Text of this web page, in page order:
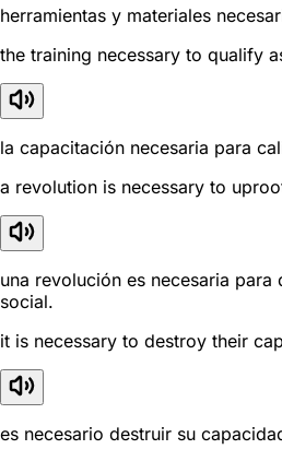
herramientas y materiales
the training necessary to qualify
la capacitación necesaria para
a revolution is necessary to
una revolución es necesaria para
social.
it is necessary to destroy their
es necesario destruir su